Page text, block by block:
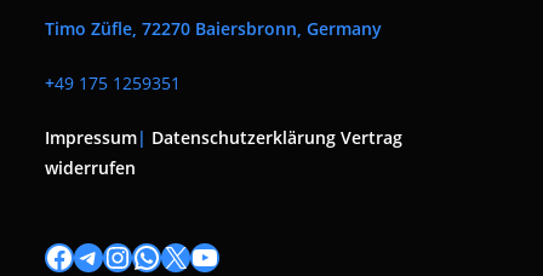
Timo Züfle, 72270 Baiersbronn, Germany
+49 175 1259351
Impressum| Datenschutzerklärung Vertrag
widerrufen
Facebook
Telegram
Instagram
WhatsApp
X YouTube